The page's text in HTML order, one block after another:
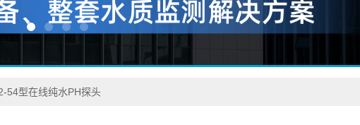
54型在线纯水PH探头